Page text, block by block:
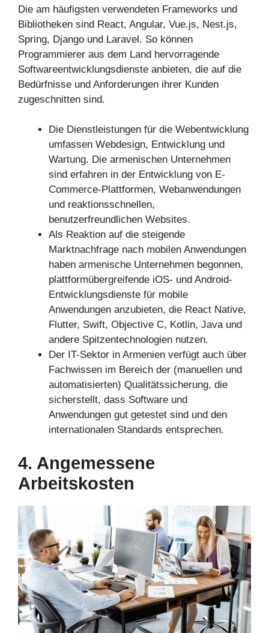
Die am häufigsten verwendeten Frameworks und
Bibliotheken sind React, Angular, Vue.js, Nest.js,
Spring, Django und Laravel. So können
Programmierer aus dem Land hervorragende
Softwareentwicklungsdienste anbieten, die auf die
Bedürfnisse und Anforderungen ihrer Kunden
zugeschnitten sind.
Die Dienstleistungen für die Webentwicklung
umfassen Webdesign, Entwicklung und
Wartung. Die armenischen Unternehmen
sind erfahren in der Entwicklung von E-
Commerce-Plattformen, Webanwendungen
und reaktionsschnellen,
benutzerfreundlichen Websites.
Als Reaktion auf die steigende
Marktnachfrage nach mobilen Anwendungen
haben armenische Unternehmen begonnen,
plattformübergreifende iOS- und Android-
Entwicklungsdienste für mobile
Anwendungen anzubieten, die React Native,
Flutter, Swift, Objective C, Kotlin, Java und
andere Spitzentechnologien nutzen.
Der IT-Sektor in Armenien verfügt auch über
Fachwissen im Bereich der (manuellen und
automatisierten) Qualitätssicherung, die
sicherstellt, dass Software und
Anwendungen gut getestet sind und den
internationalen Standards entsprechen.
4. Angemessene
Arbeitskosten